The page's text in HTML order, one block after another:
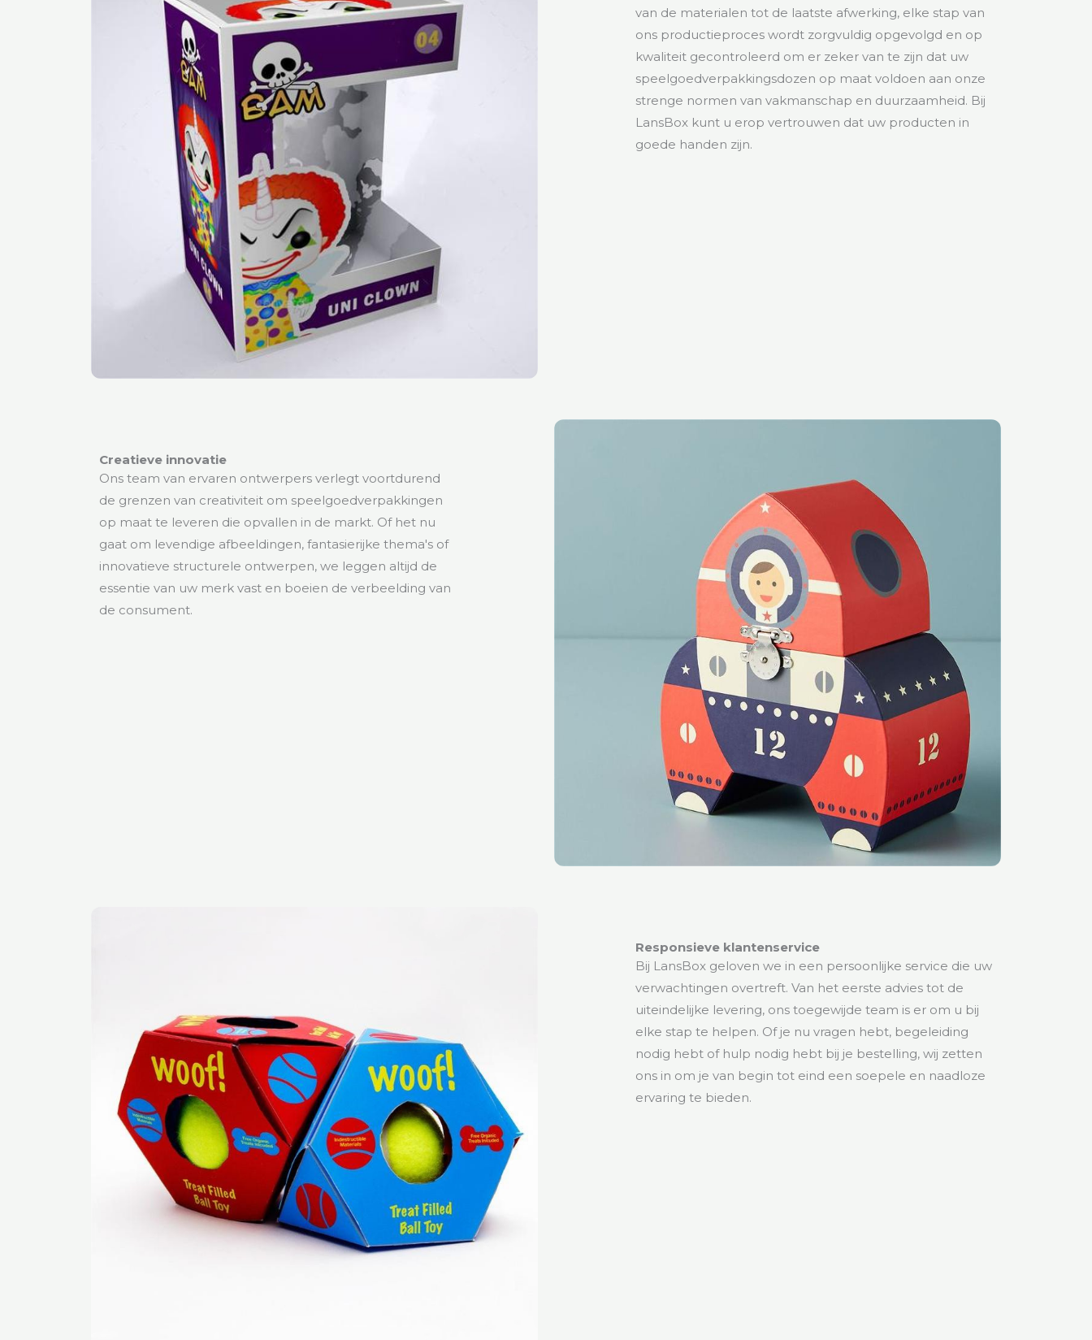
van de materialen tot de laatste afwerking, elke stap van
ons productieproces wordt zorgvuldig opgevolgd en op
kwaliteit gecontroleerd om er zeker van te zijn dat uw
speelgoedverpakkingsdozen op maat voldoen aan onze
strenge normen van vakmanschap en duurzaamheid. Bij
LansBox kunt u erop vertrouwen dat uw producten in
goede handen zijn.
Creatieve innovatie
Ons team van ervaren ontwerpers verlegt voortdurend
de grenzen van creativiteit om speelgoedverpakkingen
op maat te leveren die opvallen in de markt. Of het nu
gaat om levendige afbeeldingen, fantasierijke thema's of
innovatieve structurele ontwerpen, we leggen altijd de
essentie van uw merk vast en boeien de verbeelding van
de consument.
Responsieve klantenservice
Bij LansBox geloven we in een persoonlijke service die uw
verwachtingen overtreft. Van het eerste advies tot de
uiteindelijke levering, ons toegewijde team is er om u bij
elke stap te helpen. Of je nu vragen hebt, begeleiding
nodig hebt of hulp nodig hebt bij je bestelling, wij zetten
ons in om je van begin tot eind een soepele en naadloze
ervaring te bieden.